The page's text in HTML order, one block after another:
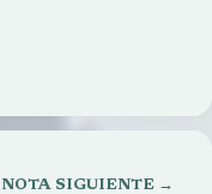
NOTA SIGUIENTE →